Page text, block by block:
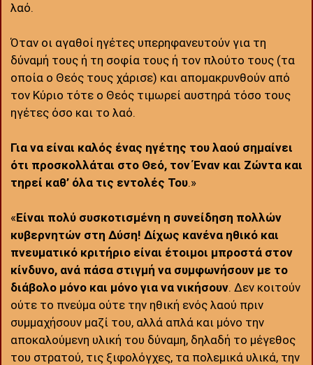
λαό.
Όταν οι αγαθοί ηγέτες υπερηφανευτούν για τη
δύναμή τους ή τη σοφία τους ή τον πλούτο τους (τα
οποία ο Θεός τους χάρισε) και απομακρυνθούν από
τον Κύριο τότε ο Θεός τιμωρεί αυστηρά τόσο τους
ηγέτες όσο και το λαό.
Για να είναι καλός ένας ηγέτης του λαού σημαίνει
ότι προσκολλάται στο Θεό, τον Έναν και Ζώντα και
τηρεί καθ’ όλα τις εντολές Του.»
«Είναι πολύ συσκοτισμένη η συνείδηση πολλών
κυβερνητών στη Δύση! Δίχως κανένα ηθικό και
πνευματικό κριτήριο είναι έτοιμοι μπροστά στον
κίνδυνο, ανά πάσα στιγμή να συμφωνήσουν με το
διάβολο μόνο και μόνο για να νικήσουν. Δεν κοιτούν
ούτε το πνεύμα ούτε την ηθική ενός λαού πριν
συμμαχήσουν μαζί του, αλλά απλά και μόνο την
αποκαλούμενη υλική του δύναμη, δηλαδή το μέγεθος
του στρατού, τις ξιφολόγχες, τα πολεμικά υλικά, την